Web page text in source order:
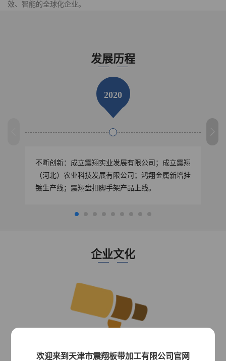
效、智能的全球化企业。
发展历程
2020
不断创新：成立震翔实业发展有限公司；成立震翔
（河北）农业科技发展有限公司；鸿翔金属新增挂
镀生产线；震翔盘扣脚手架产品上线。
企业文化
欢迎来到天津市震翔板带加工有限公司官网